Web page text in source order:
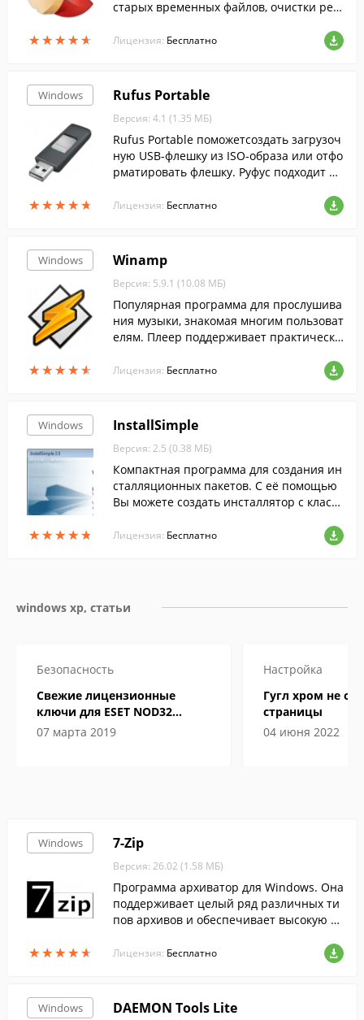
★★★★★
★★★★★
старых временных файлов, очистки рее
Лицензия: Бесплатно
Windows
★★★★★
★★★★★
Rufus Portable
Версия: 4.1 (1.35 МБ)
Rufus Portable поможетсоздать загрузоч
ную USB-флешку из ISO-образа или отфо
рматировать флешку. Руфус подходит дл
ает русский язык.
Лицензия: Бесплатно
Windows
★★★★★
★★★★★
Winamp
Версия: 5.9.1 (10.08 МБ)
Популярная программа для прослушива
ния музыки, знакомая многим пользоват
елям. Плеер поддерживает практически
также понимает видеоформаты.
Лицензия: Бесплатно
Windows
★★★★★
★★★★★
InstallSimple
Версия: 2.5 (0.38 МБ)
Компактная программа для создания ин
сталляционных пакетов. С её помощью
Вы можете создать инсталлятор с класс
унды.
Лицензия: Бесплатно
windows xp, статьи
Безопасность
Свежие лицензионные
ключи для ESET NOD32
Internet Security до 2019-2020
07 марта 2019
Настройка
Гугл хром не
страницы
04 июня 2022
Windows
★★★★★
★★★★★
7-Zip
Версия: 26.02 (1.58 МБ)
Программа архиватор для Windows. Она
поддерживает целый ряд различных ти
пов архивов и обеспечивает высокую ст
Лицензия: Бесплатно
Windows DAEMON Tools Lite